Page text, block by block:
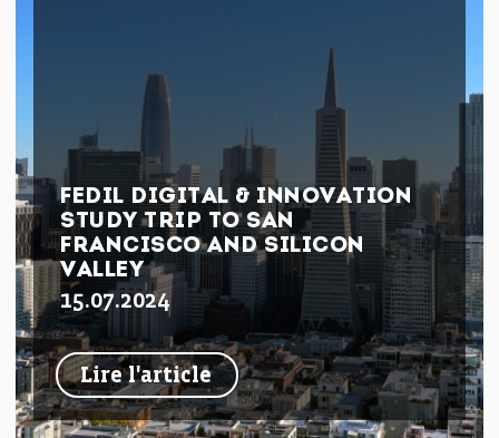
FEDIL DIGITAL & INNOVATION
STUDY TRIP TO SAN
FRANCISCO AND SILICON
VALLEY
Lire l'article
15.07.2024